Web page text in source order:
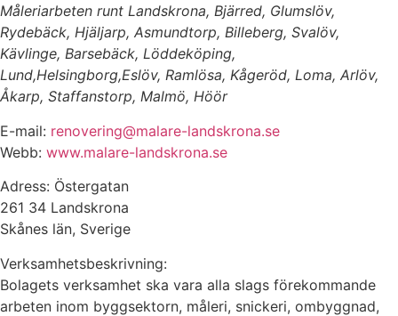
Måleriarbeten runt Landskrona, Bjärred, Glumslöv,
Rydebäck, Hjäljarp, Asmundtorp, Billeberg, Svalöv,
Kävlinge, Barsebäck, Löddeköping,
Lund,Helsingborg,Eslöv, Ramlösa, Kågeröd, Loma, Arlöv,
Åkarp, Staffanstorp, Malmö, Höör
E-mail: renovering@malare-landskrona.se
Webb: www.malare-landskrona.se
Adress: Östergatan
261 34 Landskrona
Skånes län, Sverige
Verksamhetsbeskrivning:
Bolagets verksamhet ska vara alla slags förekommande
arbeten inom byggsektorn, måleri, snickeri, ombyggnad,